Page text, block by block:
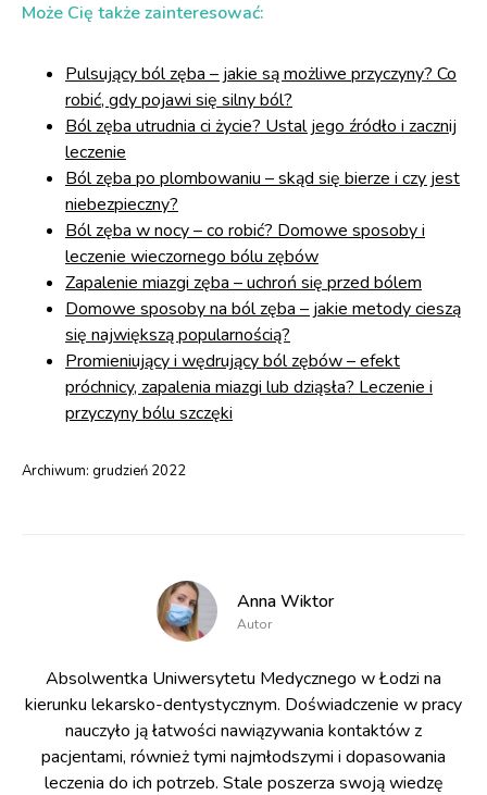
Może Cię także zainteresować:
Pulsujący ból zęba – jakie są możliwe przyczyny? Co
robić, gdy pojawi się silny ból?
Ból zęba utrudnia ci życie? Ustal jego źródło i zacznij
leczenie
Ból zęba po plombowaniu – skąd się bierze i czy jest
niebezpieczny?
Ból zęba w nocy – co robić? Domowe sposoby i
leczenie wieczornego bólu zębów
Zapalenie miazgi zęba – uchroń się przed bólem
Domowe sposoby na ból zęba – jakie metody cieszą
się największą popularnością?
Promieniujący i wędrujący ból zębów – efekt
próchnicy, zapalenia miazgi lub dziąsła? Leczenie i
przyczyny bólu szczęki
Archiwum: grudzień 2022
Anna Wiktor
Autor
Absolwentka Uniwersytetu Medycznego w Łodzi na
kierunku lekarsko-dentystycznym. Doświadczenie w pracy
nauczyło ją łatwości nawiązywania kontaktów z
pacjentami, również tymi najmłodszymi i dopasowania
leczenia do ich potrzeb. Stale poszerza swoją wiedzę